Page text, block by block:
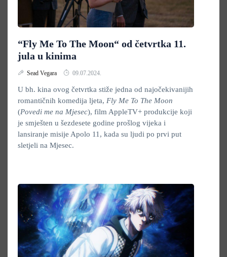
“Fly Me To The Moon“ od četvrtka 11.
jula u kinima
Sead Vegara 09.07.2024.
U bh. kina ovog četvrtka stiže jedna od najočekivanijih
romantičnih komedija ljeta, Fly Me To The Moon
(Povedi me na Mjesec), film AppleTV+ produkcije koji
je smješten u šezdesete godine prošlog vijeka i
lansiranje misije Apolo 11, kada su ljudi po prvi put
sletjeli na Mjesec.